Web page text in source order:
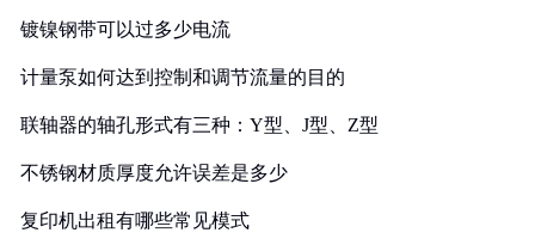
镀镍钢带可以过多少电流
计量泵如何达到控制和调节流量的目的
联轴器的轴孔形式有三种：Y型、J型、Z型
不锈钢材质厚度允许误差是多少
复印机出租有哪些常见模式